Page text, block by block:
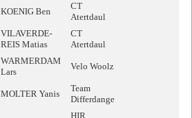
KOENIG Ben
CT
Atertdaul
VILAVERDE-
REIS Matias
CT
Atertdaul
WARMERDAM
Lars
Velo Woolz
MOLTER Yanis
Team
Differdange
HIR